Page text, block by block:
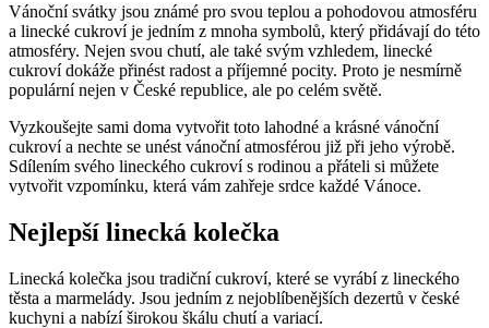
Vánoční svátky jsou známé pro svou teplou a pohodovou atmosféru
a linecké cukroví je jedním z mnoha symbolů, který přidávají do této
atmosféry. Nejen svou chutí, ale také svým vzhledem, linecké
cukroví dokáže přinést radost a příjemné pocity. Proto je nesmírně
populární nejen v České republice, ale po celém světě.
Vyzkoušejte sami doma vytvořit toto lahodné a krásné vánoční
cukroví a nechte se unést vánoční atmosférou již při jeho výrobě.
Sdílením svého lineckého cukroví s rodinou a přáteli si můžete
vytvořit vzpomínku, která vám zahřeje srdce každé Vánoce.
Nejlepší linecká kolečka
Linecká kolečka jsou tradiční cukroví, které se vyrábí z lineckého
těsta a marmelády. Jsou jedním z nejoblíbenějších dezertů v české
kuchyni a nabízí širokou škálu chutí a variací.